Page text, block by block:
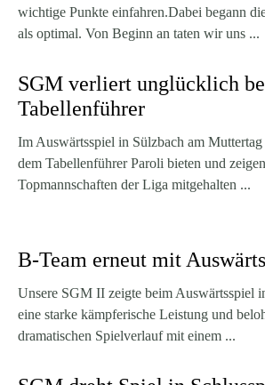
wichtige Punkte einfahren.Dabei begann
als optimal. Von Beginn an taten wir uns ...
SGM verliert unglücklich
Tabellenführer
Im Auswärtsspiel in Sülzbach am
dem Tabellenführer Paroli bieten und
Topmannschaften der Liga mitgehalten ...
B-Team erneut mit
Unsere SGM II zeigte beim Auswärtsspiel
eine starke kämpferische Leistung und
dramatischen Spielverlauf mit einem ...